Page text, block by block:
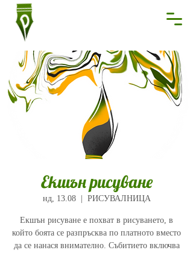
Екшън рисуване
нд, 13.08
  |
РИСУВАЛНИЦА
Екшън рисуване е похват в рисуването, в
който боята се разпръсква по платното вместо
да се нанася внимателно. Събитието включва